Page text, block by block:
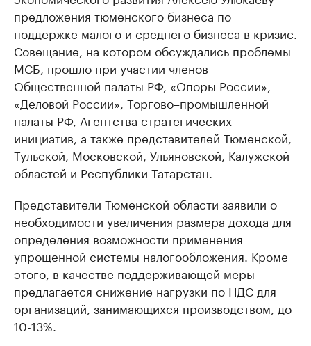
предложения тюменского бизнеса по
поддержке малого и среднего бизнеса в кризис.
Совещание, на котором обсуждались проблемы
МСБ, прошло при участии членов
Общественной палаты РФ, «Опоры России»,
«Деловой России», Торгово–промышленной
палаты РФ, Агентства стратегических
инициатив, а также представителей Тюменской,
Тульской, Московской, Ульяновской, Калужской
областей и Республики Татарстан.
Представители Тюменской области заявили о
необходимости увеличения размера дохода для
определения возможности применения
упрощенной системы налогообложения. Кроме
этого, в качестве поддерживающей меры
предлагается снижение нагрузки по НДС для
организаций, занимающихся производством, до
10-13%.